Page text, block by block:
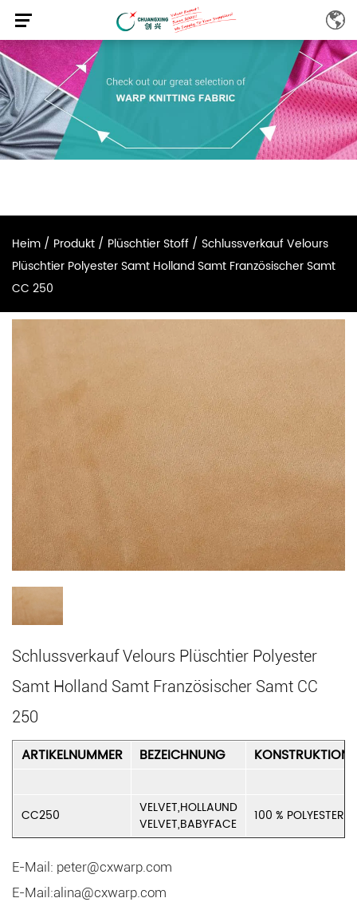
Heim / Produkt / Plüschtier Stoff / Schlussverkauf Velours
Plüschtier Polyester Samt Holland Samt Französischer Samt
CC 250
Schlussverkauf Velours Plüschtier Polyester
Samt Holland Samt Französischer Samt CC
250
ARTIKELNUMMER BEZEICHNUNG KONSTRUKTION
CC250
VELVET,HOLLAUND
VELVET,BABYFACE
100 % POLYESTER
E-Mail: peter@cxwarp.com
E-Mail:alina@cxwarp.com